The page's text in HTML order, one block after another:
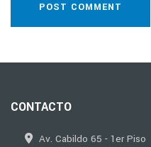
POST COMMENT
CONTACTO
Av. Cabildo 65 - 1er Piso